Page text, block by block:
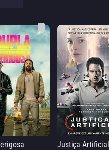
Justiça Artificial